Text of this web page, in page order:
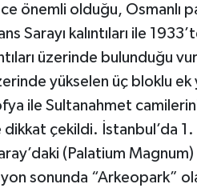
önemli olduğu, Osmanlı
Sarayı kalıntıları ile
üzerinde bulunduğu
yükselen üç bloklu ek
ile Sultanahmet
çekildi. İstanbul’da
(Palatium Magnum)
sonunda “Arkeopark”